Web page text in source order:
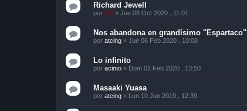
Richard Jewell
por Kir » Jue 08 Oct 2020 , 11:01
Nos abandona en grandísimo "Espartaco"
por atcing » Jue 06 Feb 2020 , 10:08
Lo infinito
por acimo » Dom 02 Feb 2020 , 13:50
Masaaki Yuasa
por atcing » Lun 10 Jun 2019 , 12:39